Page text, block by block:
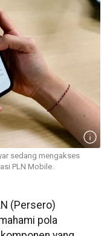
sedang mengakses
PLN Mobile.
(Persero)
pola